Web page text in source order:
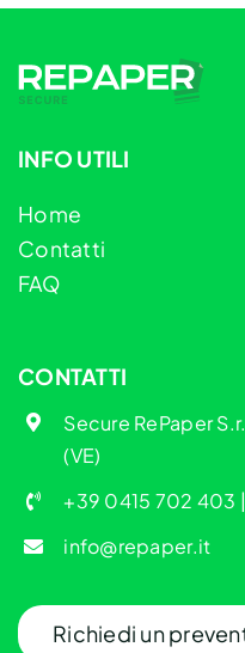
INFO UTILI
Home
Contatti
FAQ
CONTATTI
Secure RePaper
(VE)
+39 0415 702 403 |
info@repaper.it
Richiedi un